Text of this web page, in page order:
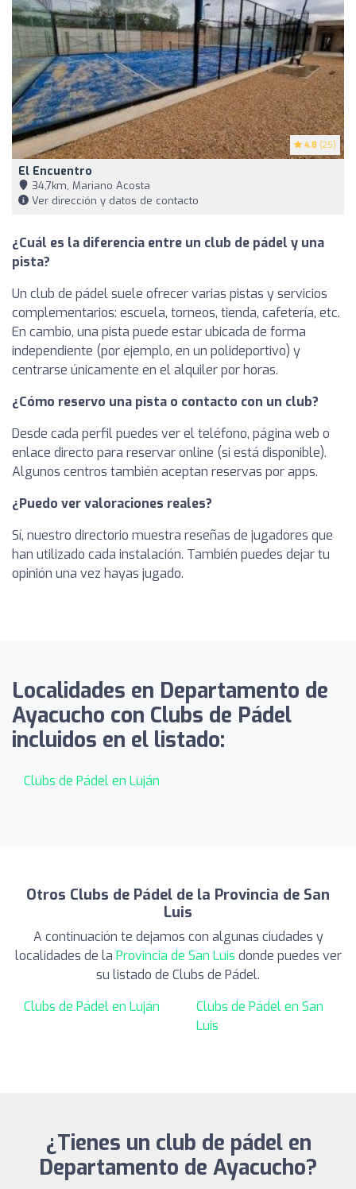
4.8 (25)
El Encuentro
34,7km, Mariano Acosta
Ver dirección y datos de contacto
¿Cuál es la diferencia entre un club de pádel y una
pista?
Un club de pádel suele ofrecer varias pistas y servicios
complementarios: escuela, torneos, tienda, cafetería, etc.
En cambio, una pista puede estar ubicada de forma
independiente (por ejemplo, en un polideportivo) y
centrarse únicamente en el alquiler por horas.
¿Cómo reservo una pista o contacto con un club?
Desde cada perfil puedes ver el teléfono, página web o
enlace directo para reservar online (si está disponible).
Algunos centros también aceptan reservas por apps.
¿Puedo ver valoraciones reales?
Sí, nuestro directorio muestra reseñas de jugadores que
han utilizado cada instalación. También puedes dejar tu
opinión una vez hayas jugado.
Localidades en Departamento de
Ayacucho con Clubs de Pádel
incluidos en el listado:
Clubs de Pádel en Luján
Otros Clubs de Pádel de la Provincia de San
Luis
A continuación te dejamos con algunas ciudades y
localidades de la Provincia de San Luis donde puedes ver
su listado de Clubs de Pádel.
Clubs de Pádel en Luján
Clubs de Pádel en San
Luis
¿Tienes un club de pádel en
Departamento de Ayacucho?